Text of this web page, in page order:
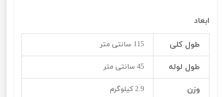
ابعاد
طول کلی 115 سانتی متر
طول لوله 45 سانتی متر
وزن 2.9 کیلوگرم